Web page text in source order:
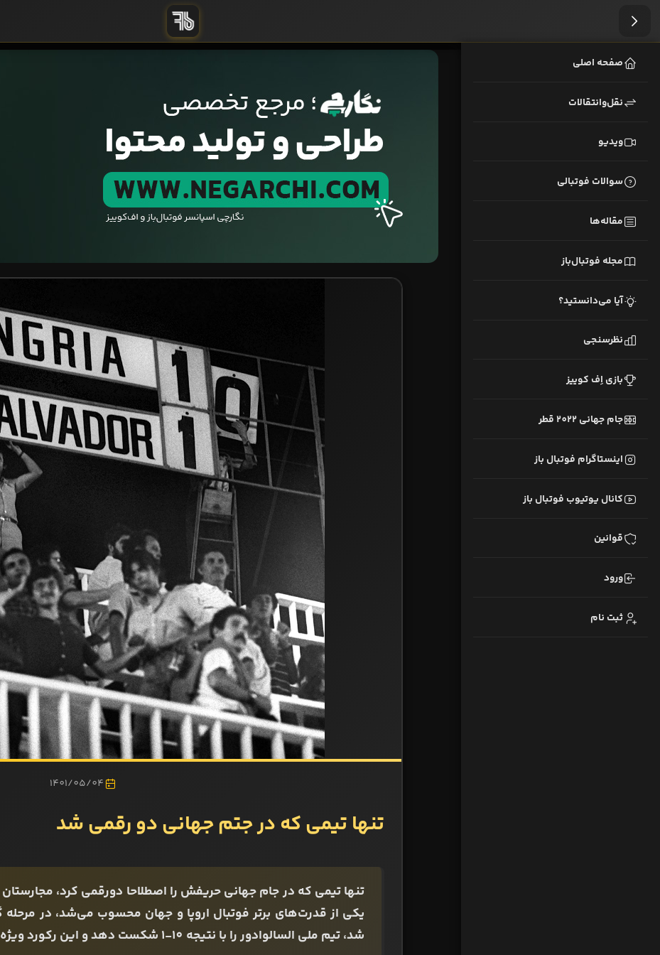
صفحه اصلی
نقل‌وانتقالات
ویدیو
سوالات فوتبالی
مقاله‌ها
مجله فوتبال‌باز
آیا می‌دانستید؟
نظرسنجی
بازی اِف کوییز
جام جهانی 2022 قطر
اینستاگرام فوتبال باز
کانال یوتیوب فوتبال باز
قوانین
ورود
ثبت نام
1401/05/04
تنها تیمی که در جتم جهانی دو رقمی شد
تنها تیمی که در جام جهانی حریفش را اصطلاحا دورقمی کرد،
شد، تیم ملی السالوادور را با نتیجه 10-1 شکست دهد و این رکورد ویژه را ثبت کند.